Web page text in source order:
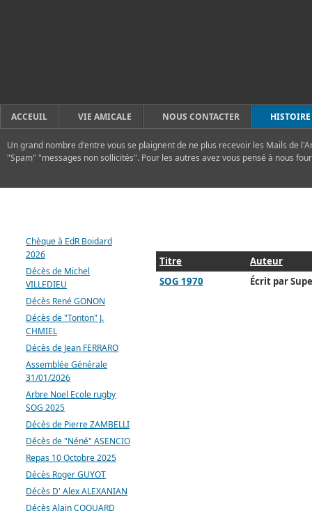
ACCEUIL VIE AMICALE NOUS CONTACTER
Un grand nombre d'entre vous se plaignent de ne plus recevoir les Mails de
"Spam" "messages non sollicités". Pour les autres avez vous pensé à nous
Titre
Auteur
SOG 1970
Écrit par
Chèque à EdR Boidard
2026
Décès de Michel
VILLEDIEU
Décès René GONON
Décès de "Tonton" J.
CHMIEL
Décès de Jean FERRARO
Assemblée Générale
31/01/2026
Arbre Noel Ecole rugby
SOG 2025
Décès de Pierre ZAMBELLI
Décès de "Néné" ASENCIO
Repas 10 Octobre 2025
Décès Roger GUYOT
Décès D' Alex ALEXANIAN
Décès Alain COQUARD